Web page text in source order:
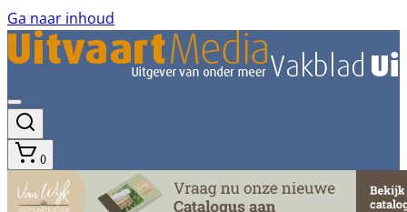
Ga naar inhoud
0